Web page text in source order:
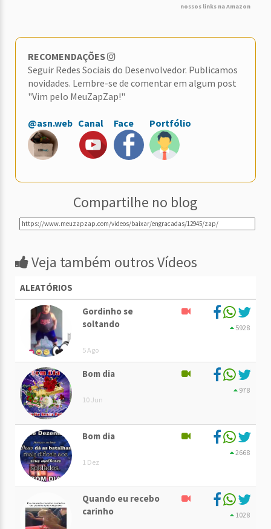
nossos links na Amazon
RECOMENDAÇÕES
Seguir Redes Sociais do Desenvolvedor. Publicamos
novidades. Lembre-se de comentar em algum post
"Vim pelo MeuZapZap!"
@asn.web Canal Face Portfólio
Compartilhe no blog
Veja também outros Vídeos
ALEATÓRIOS
Gordinho se
soltando
5 Ago
5928
Bom dia
10 Jun
978
Bom dia
1 Dez
2668
Quando eu recebo
carinho
1028